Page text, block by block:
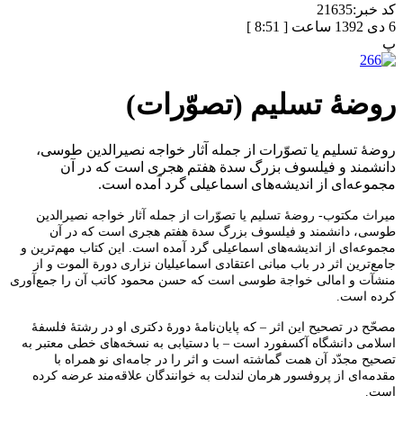
کد خبر:21635
6 دی 1392 ساعت [ 8:51 ]
پ
روضۀ تسلیم (تصوّرات)
روضۀ تسلیم یا تصوّرات از جمله آثار خواجه نصیرالدین طوسی،
دانشمند و فیلسوف بزرگ سدة هفتم هجری است که در آن
مجموعه‌ای از اندیشه‌های اسماعیلی گرد آمده است.
میراث مکتوب- روضۀ تسلیم یا تصوّرات از جمله آثار خواجه نصیرالدین
طوسی، دانشمند و فیلسوف بزرگ سدة هفتم هجری است که در آن
مجموعه‌ای از اندیشه‌های اسماعیلی گرد آمده است. این کتاب مهم‌ترین و
جامع‌ترین اثر در باب مبانی اعتقادی اسماعیلیان نزاری دورة الموت و از
منشآت و امالی خواجة طوسی است که حسن محمود کاتب آن را جمع‌آوری
کرده است.
مصحّح در تصحیح این اثر – که پایان‌نامۀ دورۀ دکتری او در رشتۀ فلسفۀ
اسلامی دانشگاه آکسفورد است – با دستیابی به نسخه‌های خطی معتبر به
تصحیح مجدّد آن همت گماشته است و اثر را در جامه‌ای نو همراه با
مقدمه‌ای از پروفسور هرمان لندلت به خوانندگان علاقه‌مند عرضه کرده
است.